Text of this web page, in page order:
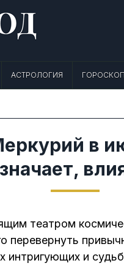
сегодня,
АСТРОЛОГИЯ ГОРОСКОП
в
театром
перевернуть
интригующих и